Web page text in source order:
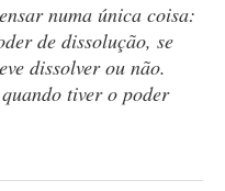
numa única coisa:
de dissolução, se
dissolver ou não.
tiver o poder